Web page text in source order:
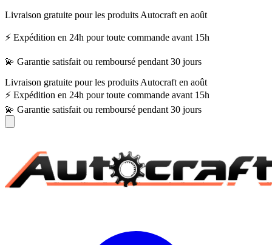
Livraison gratuite pour les produits Autocraft en août
⚡ Expédition en 24h pour toute commande avant 15h
💫 Garantie satisfait ou remboursé pendant 30 jours
Livraison gratuite pour les produits Autocraft en août
⚡ Expédition en 24h pour toute commande avant 15h
💫 Garantie satisfait ou remboursé pendant 30 jours